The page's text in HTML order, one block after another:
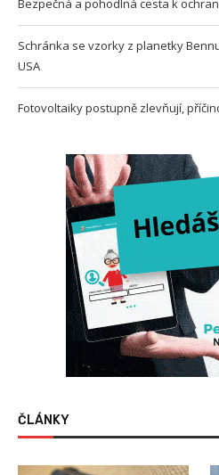
Bezpečná a pohodlná cesta k
Schránka se vzorky z planetky
USA
Fotovoltaiky postupně zlevňují,
ČLÁNKY